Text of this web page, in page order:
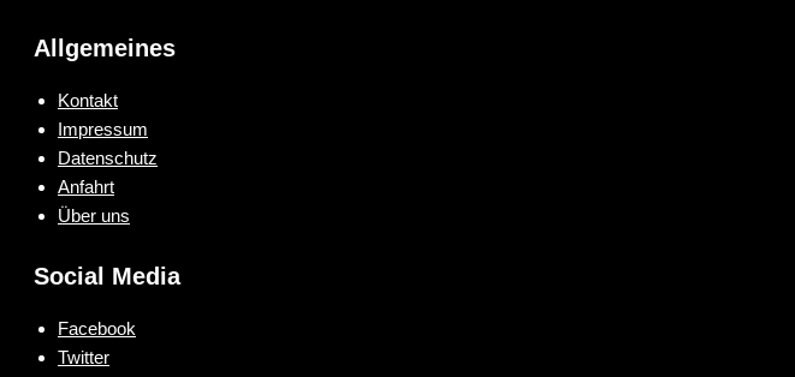
Allgemeines
Kontakt
Impressum
Datenschutz
Anfahrt
Über uns
Social Media
Facebook
Twitter